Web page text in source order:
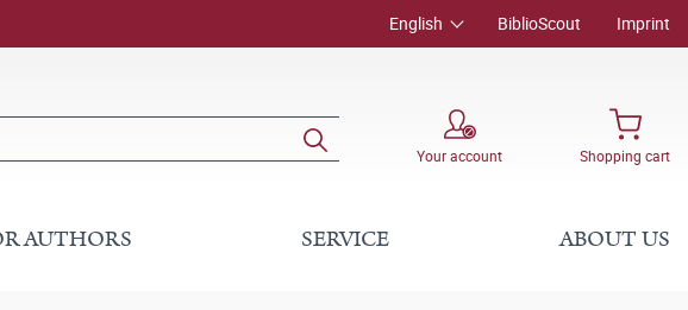
English BiblioScout Imprint
Your account Shopping cart
AUTHORS SERVICE ABOUT US